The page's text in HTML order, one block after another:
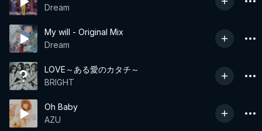
Dream
My will - Original Mix
Dream
LOVE～ある愛のカタチ～
BRIGHT
Oh Baby
AZU